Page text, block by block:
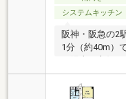
システムキッチン
阪神・阪急の2
1分（約40m）
用したハイグ